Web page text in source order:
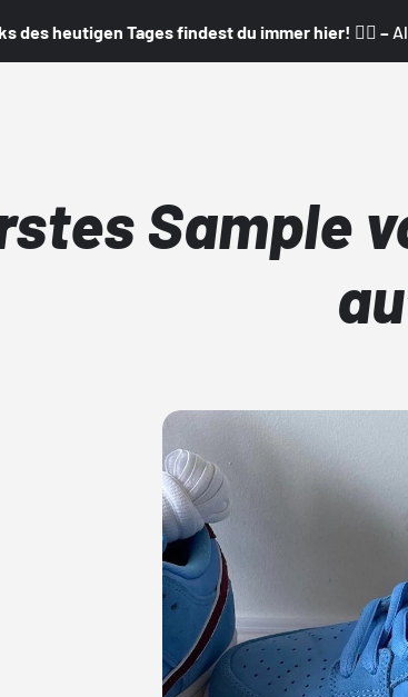
des heutigen Tages findest du immer hier! 👇🏼 –
Sample